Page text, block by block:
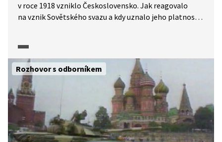
v roce 1918 vzniklo Československo. Jak reagovalo
na vznik Sovětského svazu a kdy uznalo jeho platnost?
Historie.cs.
Rozhovor s odborníkem